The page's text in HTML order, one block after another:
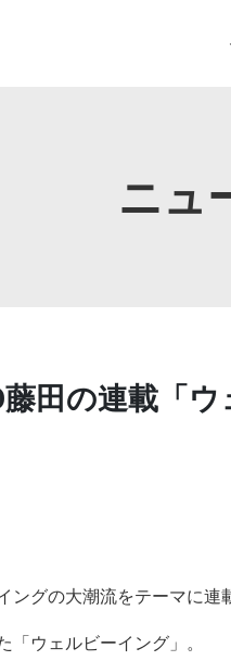
ニュ
田の連載「
ングの大潮流をテーマに連
「ウェルビーイング」。